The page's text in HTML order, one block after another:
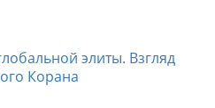
элиты. Взгляд
Корана